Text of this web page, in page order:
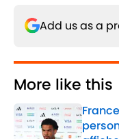
Add us as a
More like this